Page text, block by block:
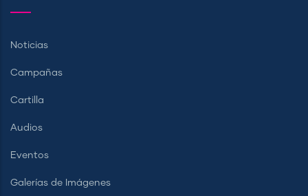
Noticias
Campañas
Cartilla
Audios
Eventos
Galerías de Imágenes